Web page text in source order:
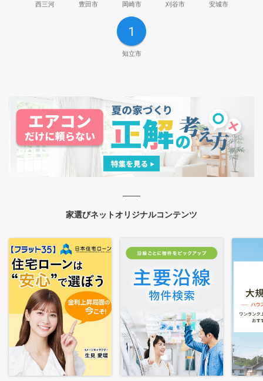
西三河 豊田市 岡崎市 刈谷市 安城市
1
知立市
家選びネットオリジナルコンテンツ